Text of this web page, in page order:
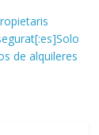
de alquileres